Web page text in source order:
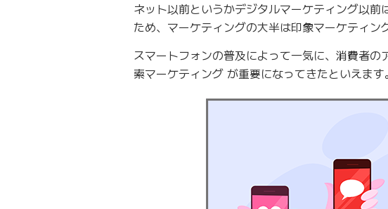
ネット以前というかデジタルマーケティング以
ため、マーケティングの大半は印象マーケティン
スマートフォンの普及によって一気に、消費者
索マーケティング が重要になってきたといえます。